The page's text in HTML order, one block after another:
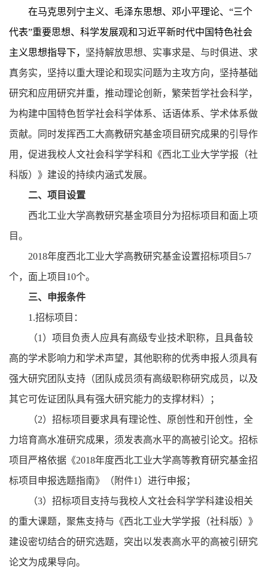
在马克思列宁主义、毛泽东思想、邓小平理论、“三个
代表”重要思想、科学发展观和习近平新时代中国特色社会
主义思想指导下， 坚持解放思想、实事求是、与时俱进、求
真务实，坚持以重大理论和现实问题为主攻方向，坚持基础
研究和应用研究并重，推动理论创新，繁荣哲学社会科学，
为构建中国特色哲学社会科学体系、话语体系、学术体系做
贡献。同时发挥西工大高教研究基金项目研究成果的引导作
用，促进我校人文社会科学学科和《西北工业大学学报（社
科版）》建设的持续内涵式发展。
二、项目设置
西北工业大学高教研究基金项目分为招标项目和面上项
目。
2018年度西北工业大学高教研究基金设置招标项目 5-7
个，面上项目 10个。
三、申报条件
1.招标项目：
（1 ）项目负责人应具有高级专业技术职称，且具备较
高的学术影响力和学术声望，其他职称的优秀申报人须具有
强大研究团队支持（团队成员须有高级职称研究成员，以及
其它可佐证团队具有强大研究能力的支撑材料）；
（2）招标项目要求具有理论性、原创性和开创性，全
力培育高水准研究成果，须发表高水平的高被引论文。招标
项目严格依据《2018年度西北工业大学高等教育研究基金招
标项目申报选题指南》（附件1 ）进行申报；
（3）招标项目支持与我校人文社会科学学科建设相关
的重大课题，聚焦支持与《西北工业大学学报（社科版）》
建设密切结合的研究选题，突出以发表高水平的高被引研究
论文为成果导向。